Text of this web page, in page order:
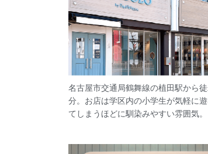
名古屋市交通局鶴舞線の植田駅から
分。お店は学区内の小学生が気軽に
てしまうほどに馴染みやすい雰囲気。